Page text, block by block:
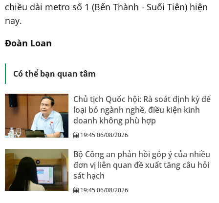
chiều dài metro số 1 (Bến Thành - Suối Tiên) hiện
nay.
Đoàn Loan
Có thể bạn quan tâm
Chủ tịch Quốc hội: Rà soát định kỳ để
loại bỏ ngành nghề, điều kiện kinh
doanh không phù hợp
19:45 06/08/2026
Bộ Công an phản hồi góp ý của nhiều
đơn vị liên quan đề xuất tăng câu hỏi
sát hạch
19:45 06/08/2026